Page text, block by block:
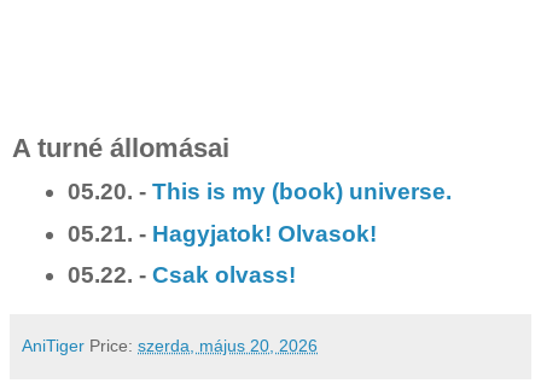
A turné állomásai
05.20. - This is my (book) universe.
05.21. - Hagyjatok! Olvasok!
05.22. -Csak olvass!
AniTiger Price: szerda, május 20, 2026